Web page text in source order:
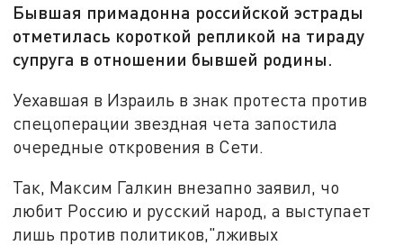
Бывшая примадонна российской эстрады
отметилась короткой репликой на тираду
супруга в отношении бывшей родины.
Уехавшая в Израиль в знак протеста против
спецоперации звездная чета запостила
очередные откровения в Сети.
Так, Максим Галкин внезапно заявил, чо
любит Россию и русский народ, а выступает
лишь против политиков,"лживых